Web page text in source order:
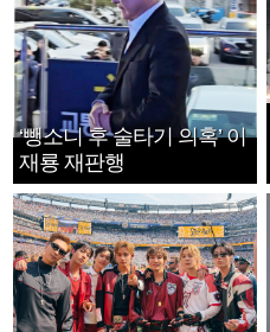
‘뺑소니 후 술타기 의혹’ 이
재룡 재판행